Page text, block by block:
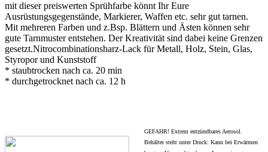
mit dieser preiswerten Sprühfarbe könnt Ihr Eure
Ausrüstungsgegenstände, Markierer, Waffen etc. sehr gut tarnen.
Mit mehreren Farben und z.Bsp. Blättern und Ästen können sehr
gute Tarnmuster entstehen. Der Kreativität sind dabei keine Grenzen
gesetzt.Nitrocombinationsharz-Lack für Metall, Holz, Stein, Glas,
Styropor und Kunststoff
* staubtrocken nach ca. 20 min
* durchgetrocknet nach ca. 12 h
GEFAHR! Extrem entzündbares Aerosol.
Behälter steht unter Druck: Kann bei Erwärmen